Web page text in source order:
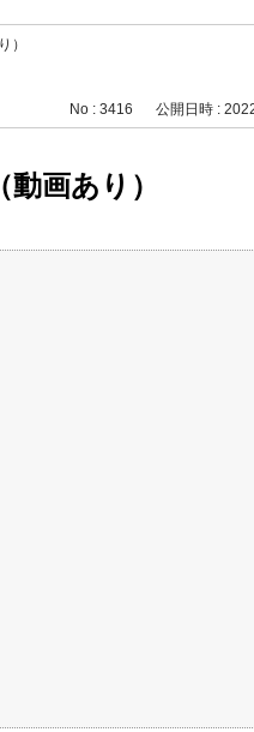
）
No : 3416 公開日時 :
画あり）